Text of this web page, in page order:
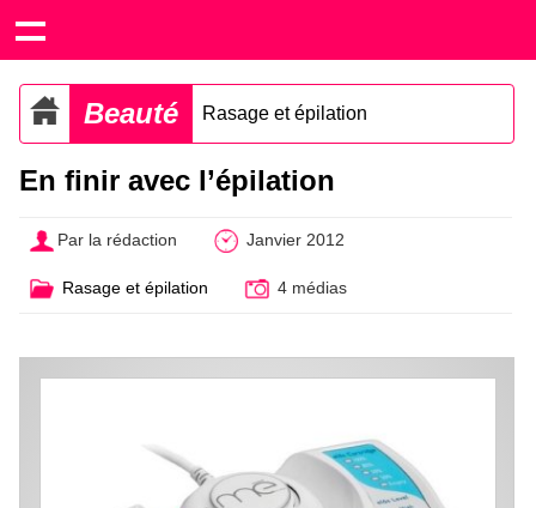
Beauté Rasage et épilation
En finir avec l’épilation
Par la rédaction Janvier 2012
Rasage et épilation 4 médias